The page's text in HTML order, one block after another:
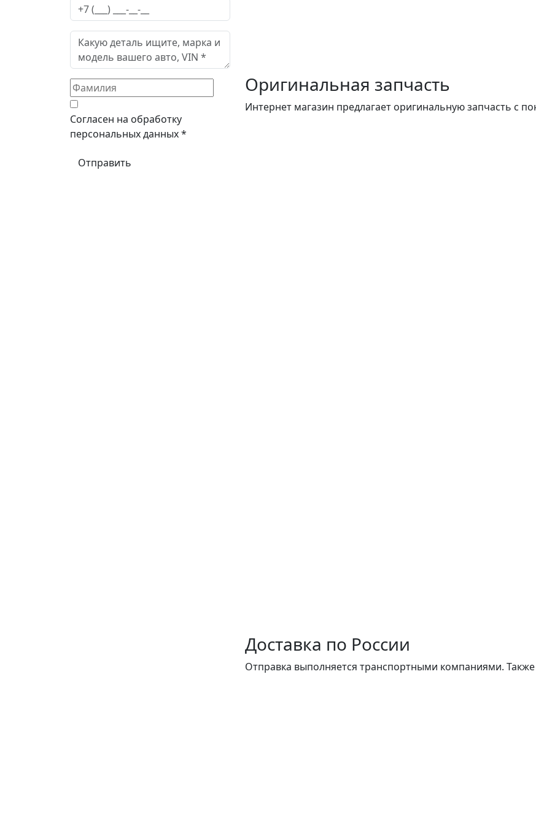
Согласен на обработку
персональных данных *
Оригинальная запчасть
Интернет магазин предлагает оригинальную запчасть с
Доставка по России
Отправка выполняется транспортными компаниями.